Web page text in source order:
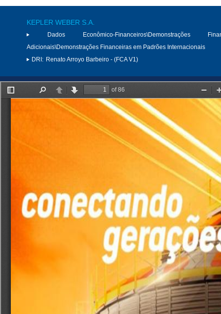
KEPLER WEBER S.A.
Dados Econômico-Financeiros\Demonstrações
Adicionais\Demonstrações Financeiras em Padrões Internacionais
DRI: Renato Arroyo Barbeiro - (FCA V1)